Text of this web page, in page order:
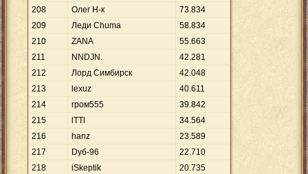
208
Олег Н-к 73.834
209
Леди Chuma 58.834
210
ZANA 55.663
211
NNDJN. 42.281
212
Лорд Симбирск 42.048
213
lexuz 40.611
214
гром555 39.842
215
lTTl 34.564
216
hanz 23.589
217
Dуб-96 22.710
218
iSkeptik 20.735